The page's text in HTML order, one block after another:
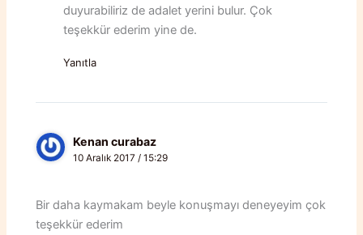
duyurabiliriz de adalet yerini bulur. Çok
teşekkür ederim yine de.
Yanıtla
Kenan curabaz
10 Aralık 2017 / 15:29
Bir daha kaymakam beyle konuşmayı deneyeyim çok
teşekkür ederim